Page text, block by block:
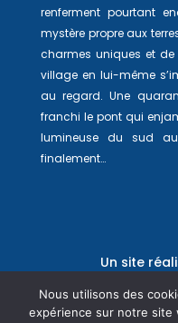
renferment pourtant
mystère propre aux
charmes uniques et
village en lui-même
au regard. Une
franchi le pont qui
lumineuse du sud
finalement…
Un site
Nous utilisons des
expérience sur notre site